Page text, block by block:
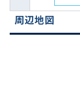
周辺地図